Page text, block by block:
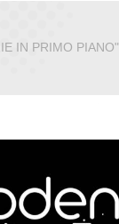
IN PRIMO PIANO"